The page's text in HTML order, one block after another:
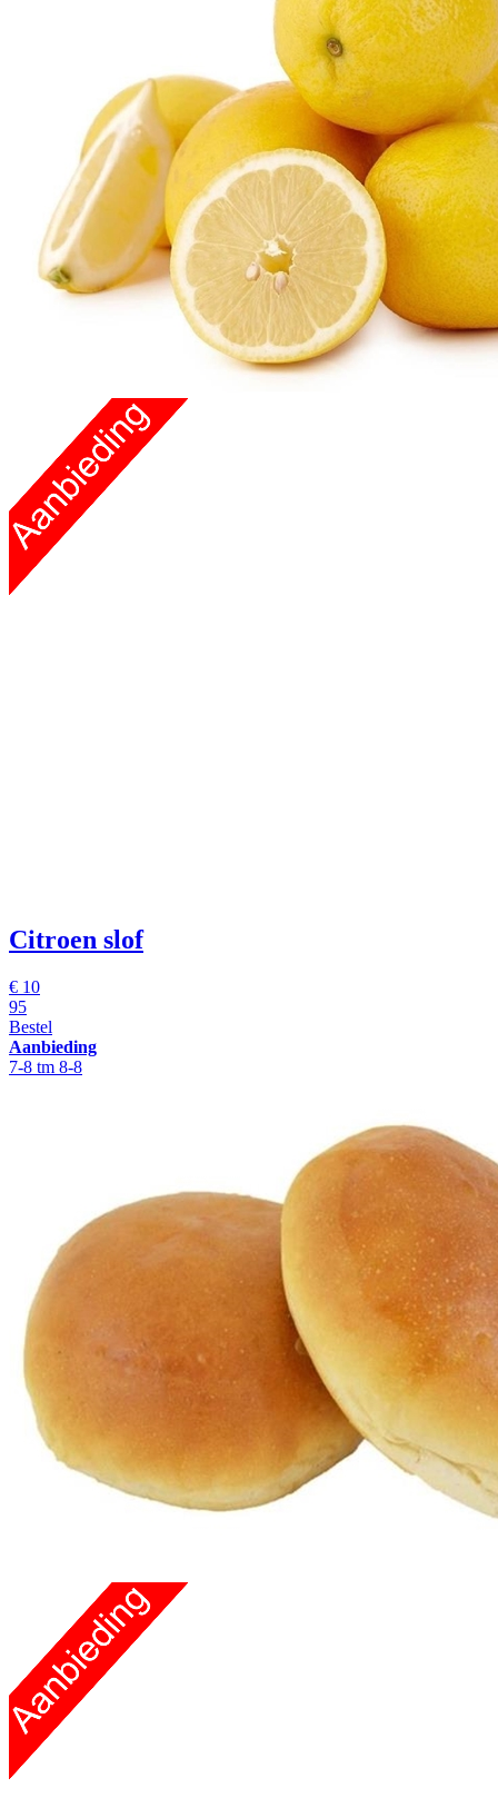
Citroen slof
€ 10
95
Bestel
Aanbieding
7-8 tm 8-8